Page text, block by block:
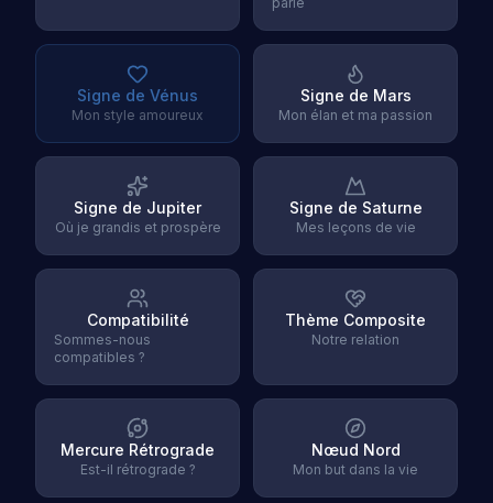
Signe de Vénus
Mon style amoureux
Signe de Mars
Mon élan et ma passion
Signe de Jupiter
Où je grandis et prospère
Signe de Saturne
Mes leçons de vie
Compatibilité
Sommes-nous
compatibles ?
Thème Composite
Notre relation
Mercure Rétrograde
Est-il rétrograde ?
Nœud Nord
Mon but dans la vie